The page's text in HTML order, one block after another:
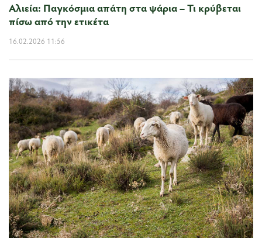
Αλιεία: Παγκόσμια απάτη στα ψάρια – Τι κρύβεται
πίσω από την ετικέτα
16.02.2026 11:56